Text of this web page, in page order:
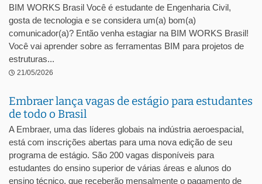
BIM WORKS Brasil Você é estudante de Engenharia Civil,
gosta de tecnologia e se considera um(a) bom(a)
comunicador(a)? Então venha estagiar na BIM WORKS Brasil!
Você vai aprender sobre as ferramentas BIM para projetos de
estruturas...
21/05/2026
Embraer lança vagas de estágio para estudantes
de todo o Brasil
A Embraer, uma das líderes globais na indústria aeroespacial,
está com inscrições abertas para uma nova edição de seu
programa de estágio. São 200 vagas disponíveis para
estudantes do ensino superior de várias áreas e alunos do
ensino técnico, que receberão mensalmente o pagamento de